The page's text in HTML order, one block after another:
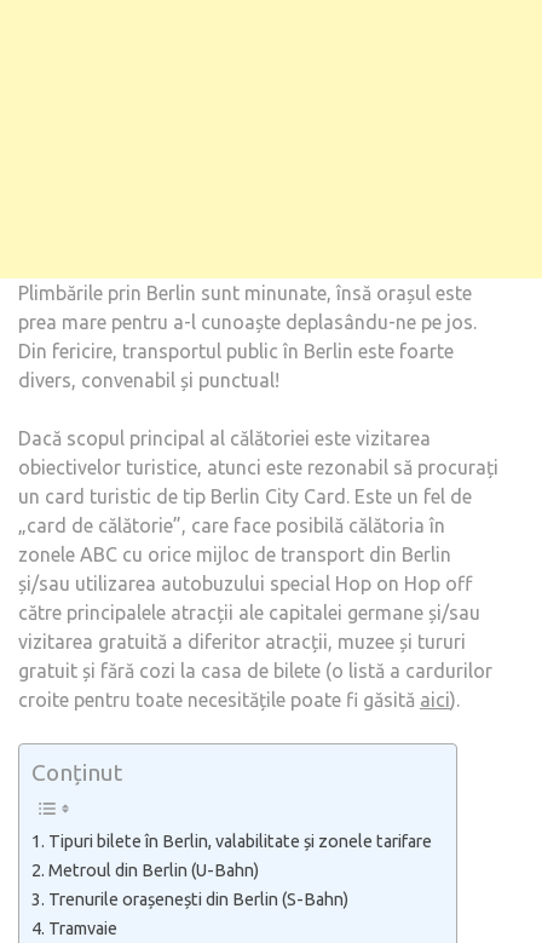
Plimbările prin Berlin sunt minunate, însă orașul este
prea mare pentru a-l cunoaște deplasându-ne pe jos.
Din fericire, transportul public în Berlin este foarte
divers, convenabil și punctual!
Dacă scopul principal al călătoriei este vizitarea
obiectivelor turistice, atunci este rezonabil să procurați
un card turistic de tip Berlin City Card. Este un fel de
„card de călătorie”, care face posibilă călătoria în
zonele ABC cu orice mijloc de transport din Berlin
și/sau utilizarea autobuzului special Hop on Hop off
către principalele atracții ale capitalei germane și/sau
vizitarea gratuită a diferitor atracții, muzee și tururi
gratuit și fără cozi la casa de bilete (o listă a cardurilor
croite pentru toate necesitățile poate fi găsită aici).
Conținut
Tipuri bilete în Berlin, valabilitate și zonele tarifare
Metroul din Berlin (U-Bahn)
Trenurile orașenești din Berlin (S-Bahn)
Tramvaie